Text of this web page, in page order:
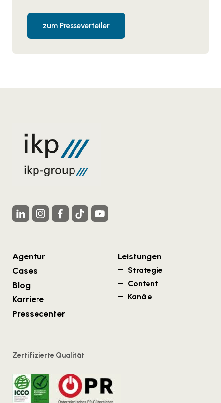
zum Presseverteiler
Agentur
Cases
Blog
Karriere
Pressecenter
Leistungen
Strategie
Content
Kanäle
Zertifizierte Qualität